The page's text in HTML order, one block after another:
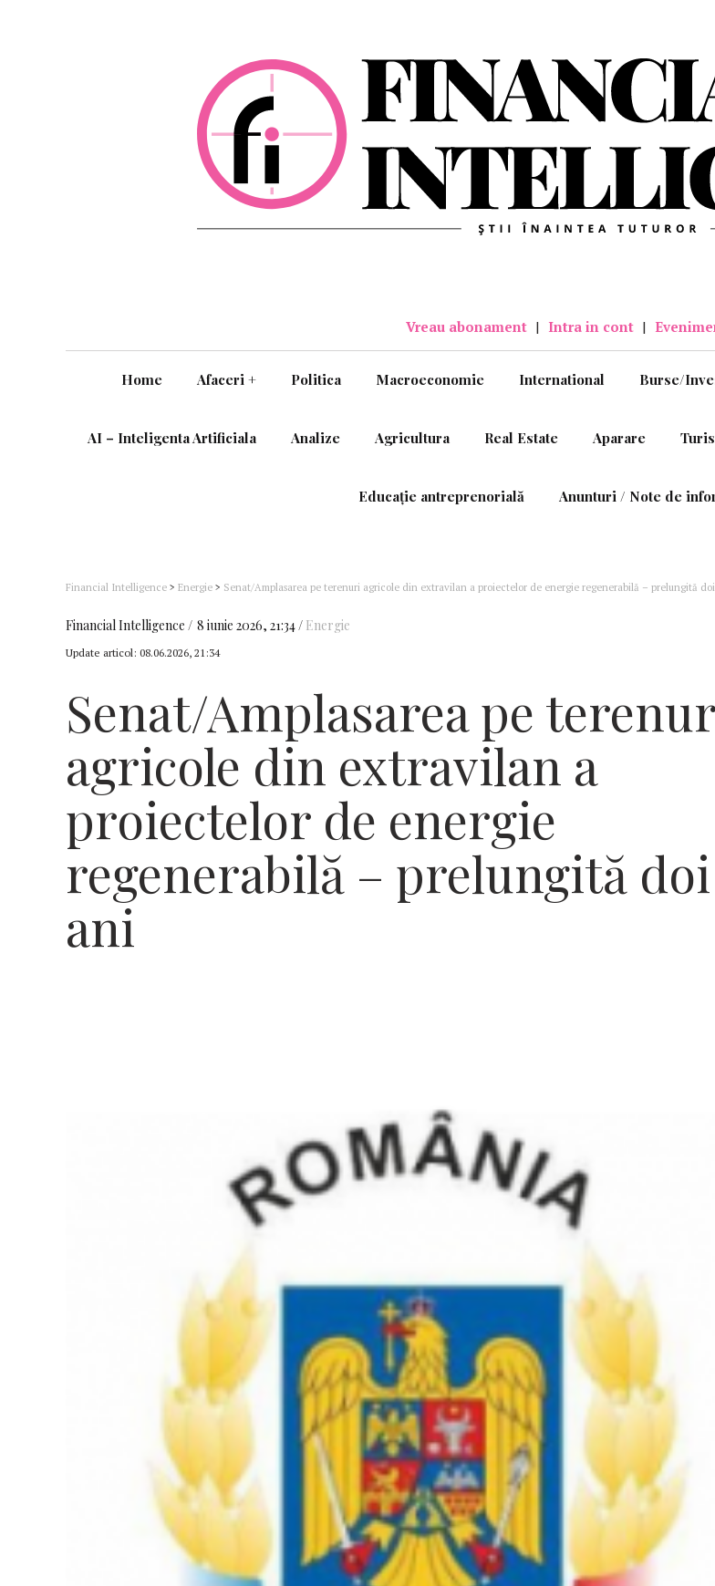
Vreau abonament | Intra in cont |
Home Afaceri + Politica Macroeconomie International Burse/
AI – Inteligenta Artificiala Analize Agricultura Real Estate Aparare
Educație antreprenorială Anunturi / Note de
Financial Intelligence > Energie > Senat/Amplasarea pe terenuri agricole din extravilan a proiectelor de energie regenerabilă – prelungită doi
Financial Intelligence 8 iunie 2026, 21:34 Energie
Update articol: 08.06.2026, 21:34
Senat/Amplasarea pe
agricole din extravilan a
proiectelor de energie
regenerabilă – prelungită doi
ani